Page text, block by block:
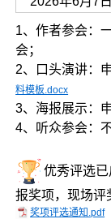
1、作者参会：
会；
2、口头演讲：
料模板.docx
3、海报展示：
4、听众参会：
优秀评选
报奖项，现场评
奖项评选通知.pdf